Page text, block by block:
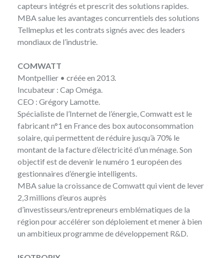
capteurs intégrés et prescrit des solutions rapides.
MBA salue les avantages concurrentiels des solutions
Tellmeplus et les contrats signés avec des leaders
mondiaux de l’industrie.
COMWATT
Montpellier • créée en 2013.
Incubateur : Cap Oméga.
CEO : Grégory Lamotte.
Spécialiste de l’Internet de l’énergie, Comwattest le
fabricant n°1 en France des box autoconsommation
solaire, qui permettent de réduire jusqu’à 70% le
montant de la facture d’électricité d’un ménage. Son
objectif est de devenir le numéro 1 européen des
gestionnaires d’énergie intelligents.
MBA salue la croissance de Comwatt qui vient de lever
2,3 millions d’euros auprès
d’investisseurs/entrepreneurs emblématiques de la
région pour accélérer son déploiement et mener à bien
un ambitieux programme de développement R&D.